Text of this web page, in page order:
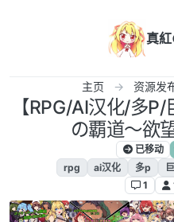
真
主页 资源发
【RPG/AI汉化/多
の覇道～欲
已移动
rpg
ai汉化 多p
1